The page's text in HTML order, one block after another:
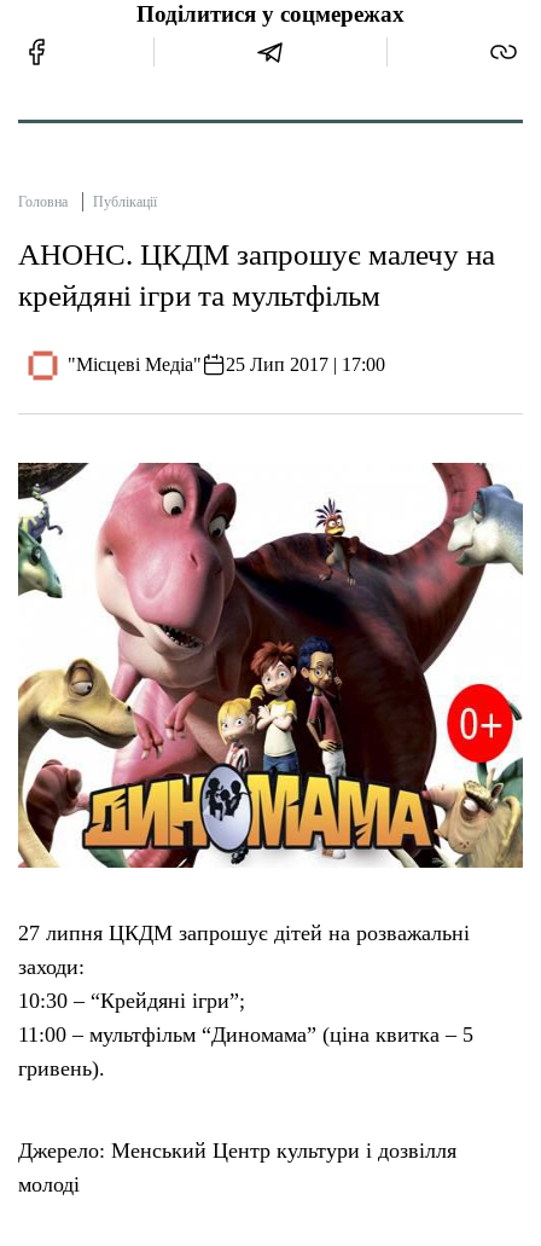
Поділитися у соцмережах
Головна Публікації
АНОНС. ЦКДМ запрошує малечу на
крейдяні ігри та мультфільм
"Місцеві Медіа" 25 Лип 2017 | 17:00
27 липня ЦКДМ запрошує дітей на розважальні
заходи:
10:30 – “Крейдяні ігри”;
11:00 – мультфільм “Диномама” (ціна квитка – 5
гривень).
Джерело: Менський Центр культури і дозвілля
молоді